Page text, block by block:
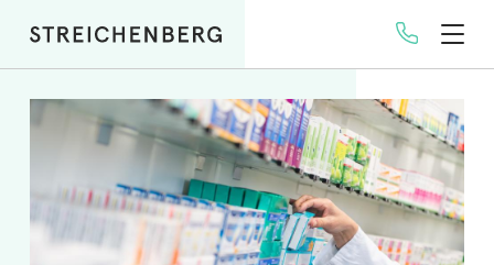
zum
Inhalt